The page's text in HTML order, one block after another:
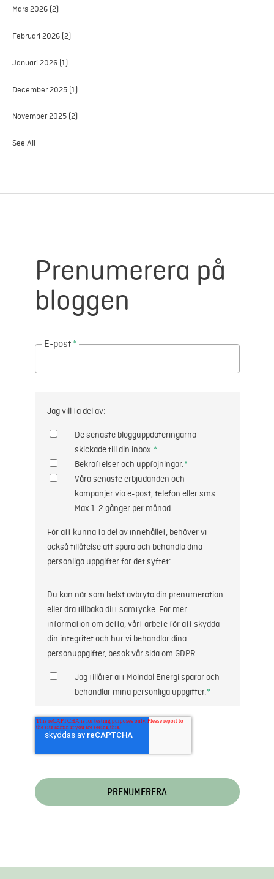
Mars 2026 (2)
Februari 2026 (2)
Januari 2026 (1)
December 2025 (1)
November 2025 (2)
See All
Prenumerera på
bloggen
E-post*
Jag vill ta del av:
De senaste blogguppdateringarna
skickade till din inbox.*
Bekräftelser och uppföjningar.*
Våra senaste erbjudanden och
kampanjer via e-post, telefon eller sms.
Max 1-2 gånger per månad.
För att kunna ta del av innehållet, behöver vi
också tillåtelse att spara och behandla dina
personliga uppgifter för det syftet:
Jag tillåter att Mölndal Energi sparar och
behandlar mina personliga uppgifter.*
Du kan när som helst avbryta din prenumeration
eller dra tillbaka ditt samtycke. För mer
information om detta, vårt arbete för att skydda
din integritet och hur vi behandlar dina
personuppgifter, besök vår sida om GDPR.